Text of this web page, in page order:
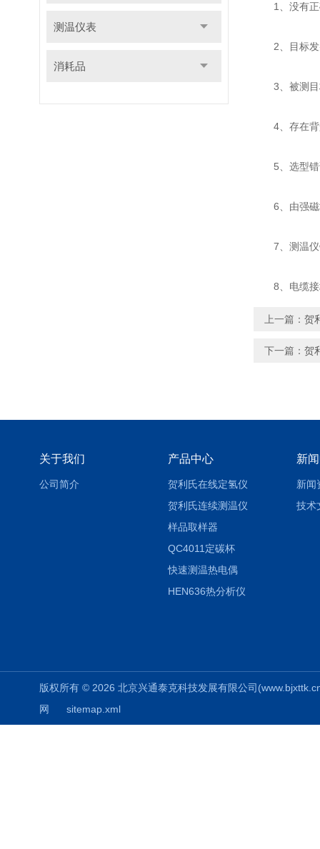
测温仪表
消耗品
1、没有正
2、目标发
3、被测目
4、存在背
5、选型错
6、由强磁场
7、测温仪
8、电缆接
上一篇： 贺
下一篇： 贺
关于我们
公司简介
产品中心
贺利氏在线定氢仪
贺利氏连续测温仪
样品取样器
QC4011定碳杯
快速测温热电偶
HEN636热分析仪
新
新闻
技术
版权所有 © 2026 北京兴通泰克科技发展有限公司
网
sitemap.xml